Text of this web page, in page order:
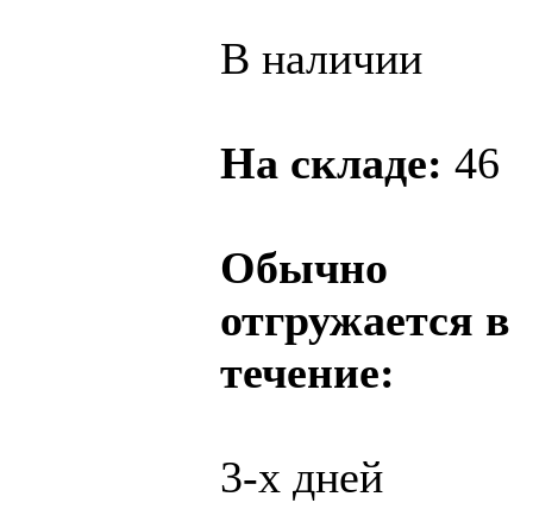
В наличии
На складе: 46
Обычно
отгружается в
течение:
3-х дней